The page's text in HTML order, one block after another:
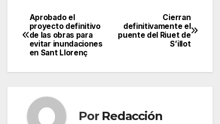
c
e
b
o
k
itt
er
ail at
s
A
p
e
gr
m
m
p
tir
Navegación
de
entradas
Cierran
definitivamente el
puente del Riuet de
S’illot
Aprobado el
proyecto definitivo
de las obras para
evitar inundaciones
en Sant Llorenç
Por Redacción